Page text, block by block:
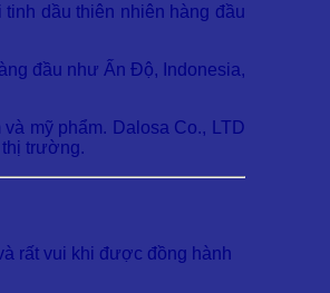
dầu thiên nhiên hàng đầu
đầu như Ấn Độ, Indonesia,
mỹ phẩm. Dalosa Co., LTD
trường.
rất vui khi được đồng hành